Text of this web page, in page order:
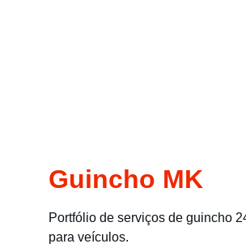
Guincho MK
Portfólio de serviços de guincho
para veículos.